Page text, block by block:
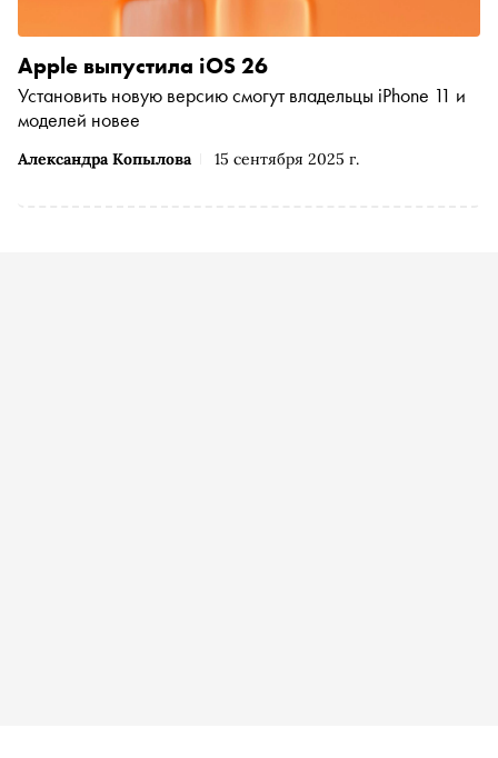
Александра Копылова 15 сентября 2025 г.
Apple выпустила iOS 26
Установить новую версию смогут владельцы iPhone 11 и
моделей новее